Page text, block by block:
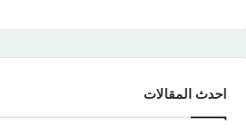
احدث المقالات